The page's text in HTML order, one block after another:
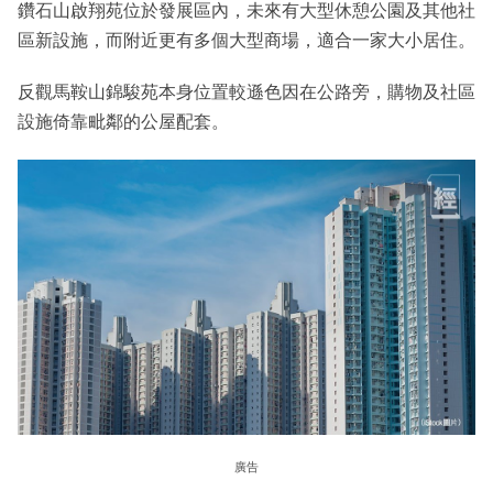
鑽石山啟翔苑位於發展區內，未來有大型休憩公園及其他社
區新設施，而附近更有多個大型商場，適合一家大小居住。
反觀馬鞍山錦駿苑本身位置較遜色因在公路旁，購物及社區
設施倚靠毗鄰的公屋配套。
廣告